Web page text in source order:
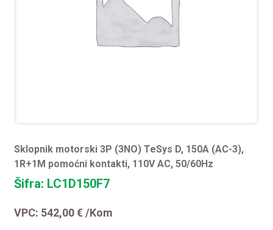
Sklopnik motorski 3P (3NO) TeSys D, 150A (AC-3),
1R+1M pomoćni kontakti, 110V AC, 50/60Hz
Šifra: LC1D150F7
VPC: 542,00€ /Kom